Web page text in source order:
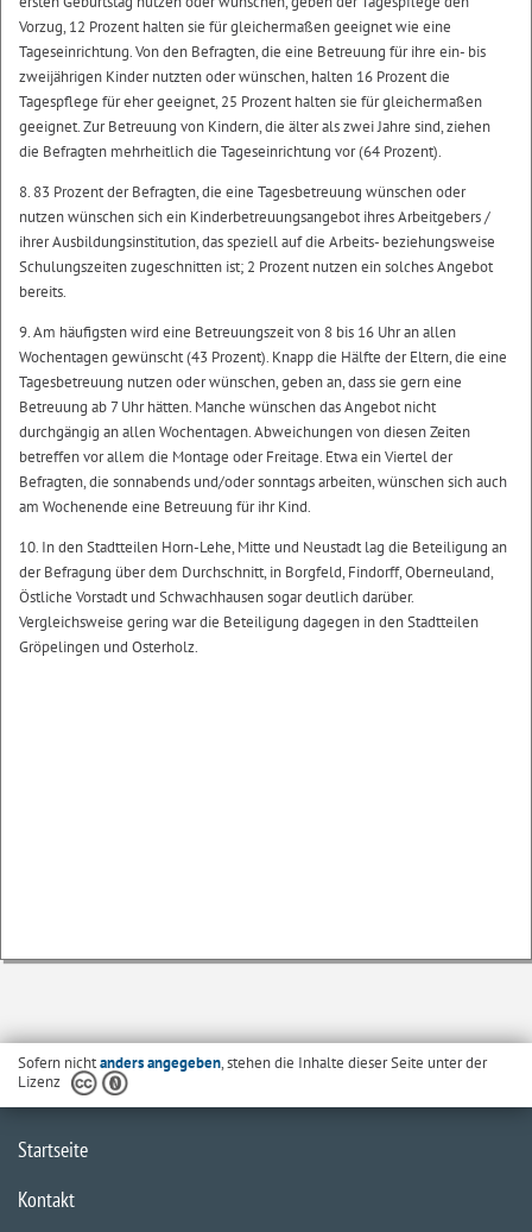
Vorzug, 12 Prozent halten sie für gleichermaßen geeignet wie eine
Tageseinrichtung. Von den Befragten, die eine Betreuung für ihre ein- bis
zweijährigen Kinder nutzten oder wünschen, halten 16 Prozent die
Tagespflege für eher geeignet, 25 Prozent halten sie für gleichermaßen
geeignet. Zur Betreuung von Kindern, die älter als zwei Jahre sind, ziehen
die Befragten mehrheitlich die Tageseinrichtung vor (64 Prozent).
8. 83 Prozent der Befragten, die eine Tagesbetreuung wünschen oder
nutzen wünschen sich ein Kinderbetreuungsangebot ihres Arbeitgebers /
ihrer Ausbildungsinstitution, das speziell auf die Arbeits- beziehungsweise
Schulungszeiten zugeschnitten ist; 2 Prozent nutzen ein solches Angebot
bereits.
9. Am häufigsten wird eine Betreuungszeit von 8 bis 16 Uhr an allen
Wochentagen gewünscht (43 Prozent). Knapp die Hälfte der Eltern, die eine
Tagesbetreuung nutzen oder wünschen, geben an, dass sie gern eine
Betreuung ab 7 Uhr hätten. Manche wünschen das Angebot nicht
durchgängig an allen Wochentagen. Abweichungen von diesen Zeiten
betreffen vor allem die Montage oder Freitage. Etwa ein Viertel der
Befragten, die sonnabends und/oder sonntags arbeiten, wünschen sich auch
am Wochenende eine Betreuung für ihr Kind.
10. In den Stadtteilen Horn-Lehe, Mitte und Neustadt lag die Beteiligung an
der Befragung über dem Durchschnitt, in Borgfeld, Findorff, Oberneuland,
Östliche Vorstadt und Schwachhausen sogar deutlich darüber.
Vergleichsweise gering war die Beteiligung dagegen in den Stadtteilen
Gröpelingen und Osterholz.
Sofern nichtanders angegeben, stehen die Inhalte dieser Seite unter der
Lizenz
Startseite
Kontakt